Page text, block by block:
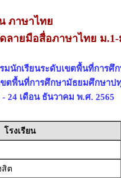
ภาษาไทย
ลายมือสื่อภาษาไทย ม.1-
มนักเรียนระดับเขตพื้นที่การศึ
ขตพื้นที่การศึกษามัธยมศึกษาป
- 24 เดือน ธันวาคม พ.ศ. 2565
โรงเรียน
สิต